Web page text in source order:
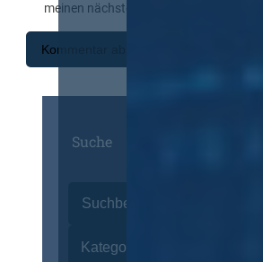
meinen nächsten Kommentar speichern.
Suche